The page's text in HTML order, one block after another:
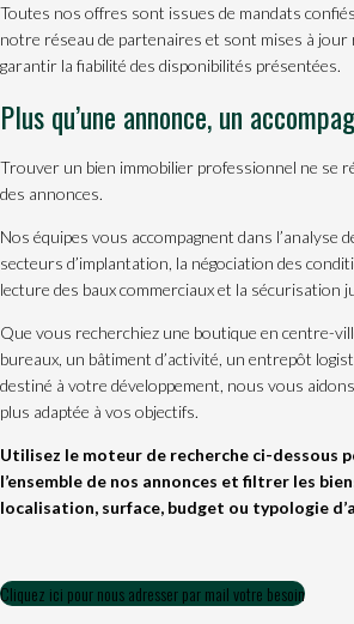
Toutes nos offres sont issues de mandats
notre réseau de partenaires et sont mises à jour
garantir la fiabilité des disponibilités présentées.
Plus qu’une annonce, un
Trouver un bien immobilier professionnel ne se
des annonces.
Nos équipes vous accompagnent dans l’analyse
secteurs d’implantation, la négociation des
lecture des baux commerciaux et la sécurisation
Que vous recherchiez une boutique en centre-
bureaux, un bâtiment d’activité, un entrepôt
destiné à votre développement, nous vous
plus adaptée à vos objectifs.
Utilisez le moteur de recherche ci-dessous
l’ensemble de nos annonces et filtrer les
localisation, surface, budget ou typologie
Cliquez ici pour nous adresser par mail votre besoin